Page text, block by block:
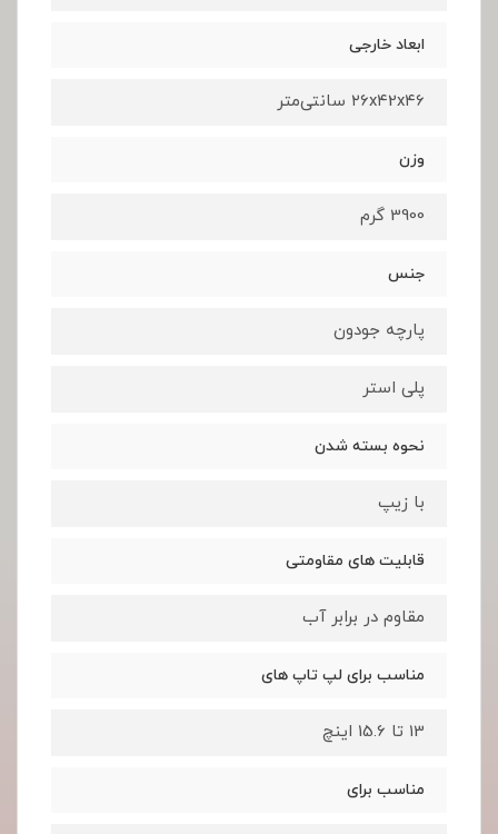
ابعاد خارجی
۲6x۴2x۴6 سانتی‌متر
وزن
3900 گرم
جنس
پارچه جودون
پلی استر
نحوه بسته شدن
با زیپ
قابلیت های مقاومتی
مقاوم در برابر آب
مناسب برای لپ تاپ های
13 تا 15.6 اینچ
مناسب برای